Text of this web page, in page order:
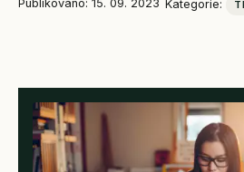
Publikováno: 15. 09. 2023 Kategorie: